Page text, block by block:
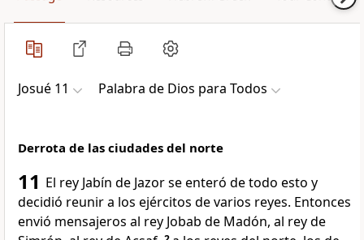
Josué 11 Palabra de Dios para Todos
Derrota de las ciudades del norte
11 El rey Jabín de Jazor se enteró de todo esto y
decidió reunir a los ejércitos de varios reyes. Entonces
envió mensajeros al rey Jobab de Madón, al rey de